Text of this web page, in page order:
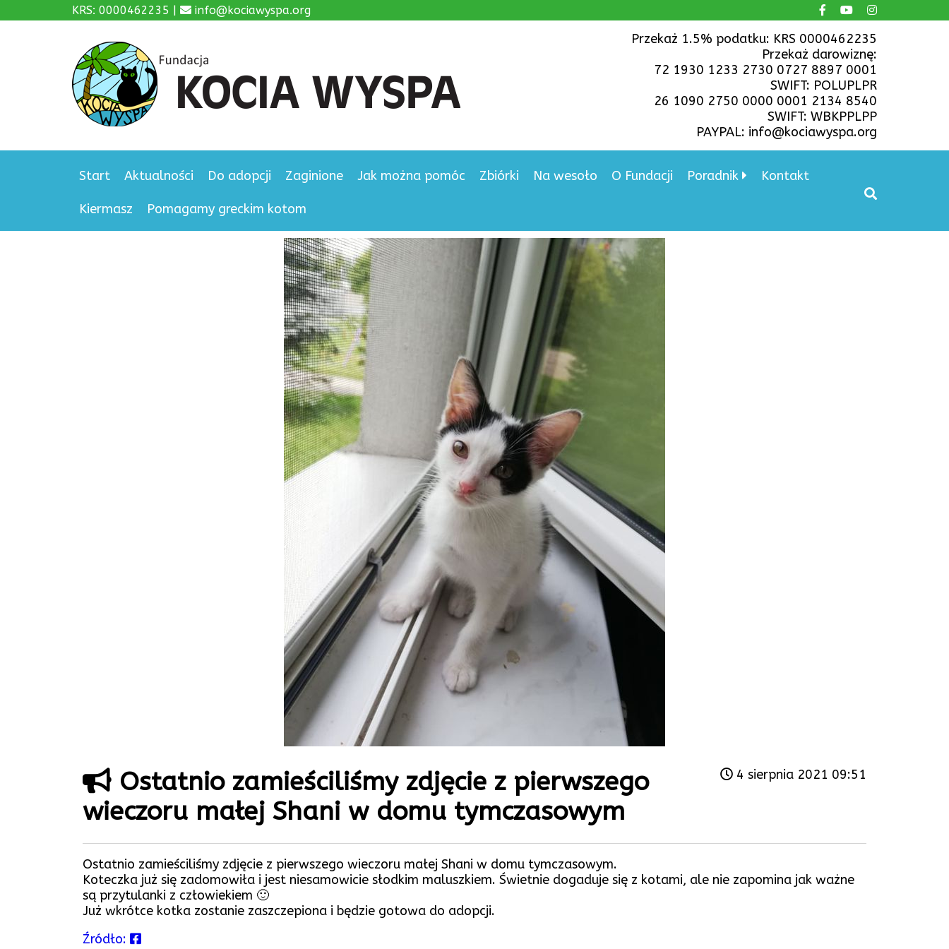
KRS: 0000462235 | info@kociawyspa.org
Przekaż 1.5% podatku: KRS 0000462235
Przekaż darowiznę:
72 1930 1233 2730 0727 8897 0001
SWIFT: POLUPLPR
26 1090 2750 0000 0001 2134 8540
SWIFT: WBKPPLPP
PAYPAL: info@kociawyspa.org
Start Aktualności Do adopcji Zaginione Jak można pomóc Zbiórki Na wesoło O Fundacji Poradnik Kontakt
Kiermasz Pomagamy greckim kotom
4 sierpnia 2021 09:51
Ostatnio zamieściliśmy zdjęcie z pierwszego
wieczoru małej Shani w domu tymczasowym
Ostatnio zamieściliśmy zdjęcie z pierwszego wieczoru małej Shani w domu tymczasowym.
Koteczka już się zadomowiła i jest niesamowicie słodkim maluszkiem. Świetnie dogaduje się z kotami, ale nie zapomina jak ważne
są przytulanki z człowiekiem 🙂
Już wkrótce kotka zostanie zaszczepiona i będzie gotowa do adopcji.
Źródło: